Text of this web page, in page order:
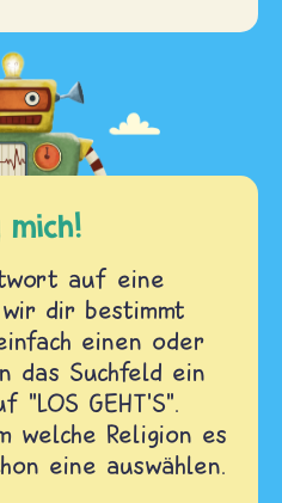
mich!
auf eine
dir bestimmt
einen oder
das Suchfeld ein
"LOS GEHT'S".
welche Religion es
eine auswählen.